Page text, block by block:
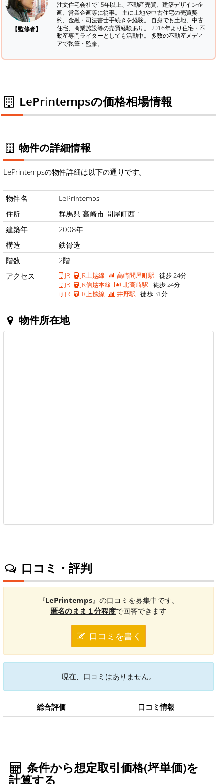
【監修者】
注文住宅会社で15年以上、不動産売買、建築デザイン企
画、営業企画等に従事。 主に土地や中古住宅の売買契
約、金融・司法書士手続きを経験。 自身でも土地、中古
住宅、商業施設等の売買経験あり。 2016年より住宅・不
動産専門ライターとしても活動中。 多数の不動産メディ
アで執筆・監修。
LePrintempsの価格相場情報
物件の詳細情報
LePrintempsの物件詳細は以下の通りです。
物件名
LePrintemps
住所
群馬県 高崎市 問屋町西 1
建築年
2008年
構造
鉄骨造
階数
2階
アクセス
JR JR上越線 高崎問屋町駅 徒歩 24分
JR
JR信越本線 北高崎駅 徒歩 24分
JR
JR上越線 井野駅 徒歩 31分
物件所在地
口コミ・評判
『LePrintemps』の口コミを募集中です。
匿名のまま１分程度で回答できます
口コミを書く
現在、口コミはありません。
総合評価 口コミ情報
条件から想定取引価格(坪単価)を
計算する